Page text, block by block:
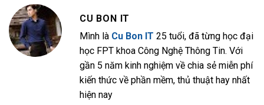
CU BON IT
Mình là Cu Bon IT 25 tuổi, đã từng học đại
học FPT khoa Công Nghệ Thông Tin. Với
gần 5 năm kinh nghiệm về chia sẻ miễn phí
kiến thức về phần mềm, thủ thuật hay nhất
hiện nay